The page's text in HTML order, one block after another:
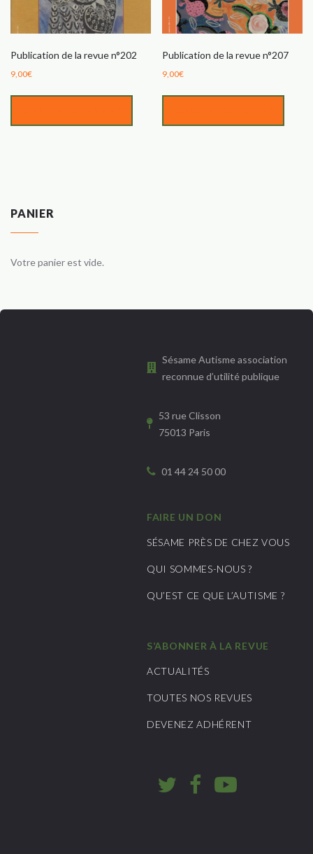
Publication de la revue n°202
9,00€
Publication de la revue n°207
9,00€
PANIER
Votre panier est vide.
Sésame Autisme association
reconnue d’utilité publique
53 rue Clisson
75013 Paris
01 44 24 50 00
FAIRE UN DON
SÉSAME PRÈS DE CHEZ VOUS
QUI SOMMES-NOUS ?
QU’EST CE QUE L’AUTISME ?
S’ABONNER À LA REVUE
ACTUALITÉS
TOUTES NOS REVUES
DEVENEZ ADHÉRENT